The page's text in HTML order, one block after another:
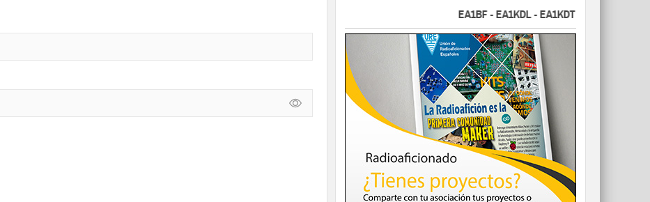
EA1BF - EA1KDL - EA1KDT - EA2FBJ - EA2FJU